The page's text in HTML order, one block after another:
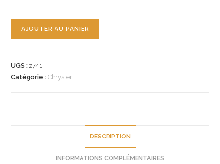
radar
AJOUTER AU PANIER
UGS : z741
Catégorie :Chrysler
DESCRIPTION
INFORMATIONS COMPLÉMENTAIRES